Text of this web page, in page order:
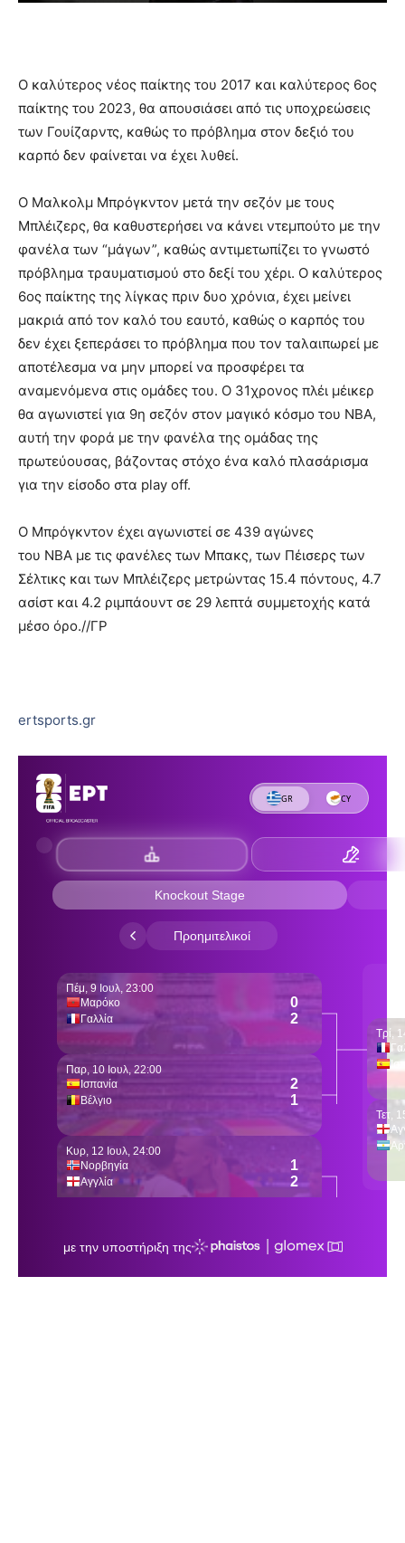
Ο καλύτερος νέος παίκτης του 2017 και καλύτερος 6ος
παίκτης του 2023, θα απουσιάσει από τις υποχρεώσεις
των Γουίζαρντς, καθώς το πρόβλημα στον δεξιό του
καρπό δεν φαίνεται να έχει λυθεί.
Ο Μαλκολμ Μπρόγκντον μετά την σεζόν με τους
Μπλέιζερς, θα καθυστερήσει να κάνει ντεμπούτο με την
φανέλα των “μάγων”, καθώς αντιμετωπίζει το γνωστό
πρόβλημα τραυματισμού στο δεξί του χέρι. Ο καλύτερος
6ος παίκτης της λίγκας πριν δυο χρόνια, έχει μείνει
μακριά από τον καλό του εαυτό, καθώς ο καρπός του
δεν έχει ξεπεράσει το πρόβλημα που τον ταλαιπωρεί με
αποτέλεσμα να μην μπορεί να προσφέρει τα
αναμενόμενα στις ομάδες του. Ο 31χρονος πλέι μέικερ
θα αγωνιστεί για 9η σεζόν στον μαγικό κόσμο του NBA,
αυτή την φορά με την φανέλα της ομάδας της
πρωτεύουσας, βάζοντας στόχο ένα καλό πλασάρισμα
για την είσοδο στα play off.
Ο Μπρόγκντον έχει αγωνιστεί σε 439 αγώνες
του NBA με τις φανέλες των Μπακς, των Πέισερς των
Σέλτικς και των Μπλέιζερς μετρώντας 15.4 πόντους, 4.7
ασίστ και 4.2 ριμπάουντ σε 29 λεπτά συμμετοχής κατά
μέσο όρο.//ΓΡ
ertsports.gr